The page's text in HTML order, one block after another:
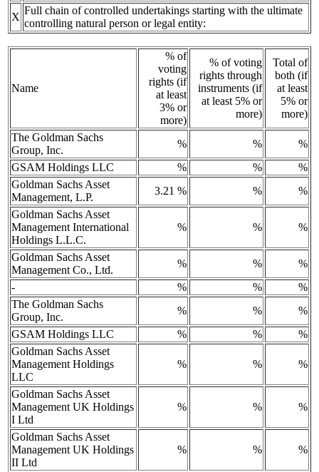
X
Full chain of controlled undertakings starting with the ultimate
controlling natural person or legal entity:
Name
% of
voting
rights (if
at least
3% or
more)
% of voting
rights through
instruments (if
at least 5% or
more)
Total of
both (if
at least
5% or
more)
The Goldman Sachs
Group, Inc.
% %
%
GSAM Holdings LLC
% %
%
Goldman Sachs Asset
Management, L.P.
3.21 % %
%
Goldman Sachs Asset
Management International
Holdings L.L.C.
% % %
Goldman Sachs Asset
Management Co., Ltd.
% %
%
-
% %
%
The Goldman Sachs
Group, Inc.
% %
%
GSAM Holdings LLC
% %
%
Goldman Sachs Asset
Management Holdings
LLC
% % %
Goldman Sachs Asset
Management UK Holdings
I Ltd
% % %
Goldman Sachs Asset
Management UK Holdings
II Ltd
% % %